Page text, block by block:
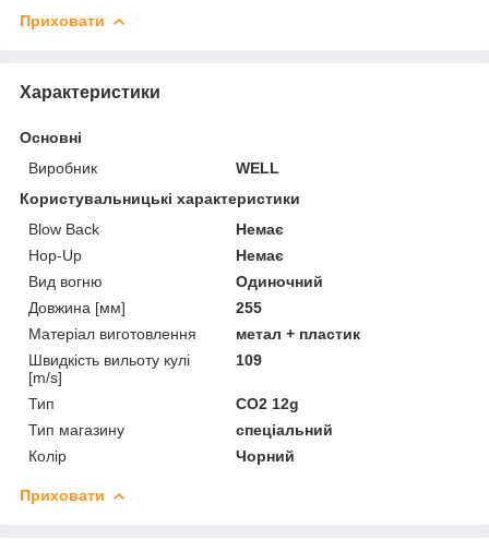
Приховати
Характеристики
Основні
Виробник
WELL
Користувальницькі характеристики
Blow Back
Немає
Hop-Up
Немає
Вид вогню
Одиночний
Довжина [мм]
255
Матеріал виготовлення
метал + пластик
Швидкість вильоту кулі
[m/s]
109
Тип
CO2 12g
Тип магазину
спеціальний
Колір
Чорний
Приховати